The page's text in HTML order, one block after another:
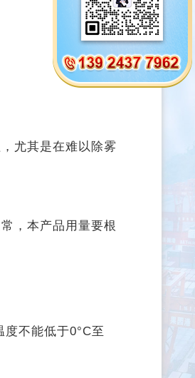
尤其是在难以除雾
，本产品用量要根
不能低于0°C至